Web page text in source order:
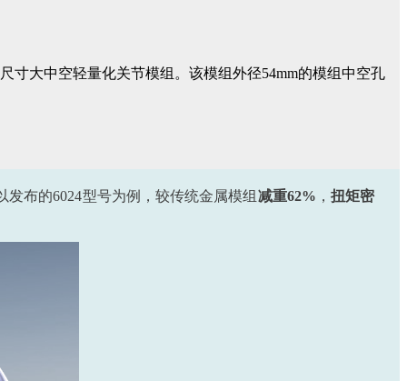
寸大中空轻量化关节模组。该模组外径54mm的模组中空孔
布的6024型号为例，较传统金属模组 减重62% ， 扭矩密